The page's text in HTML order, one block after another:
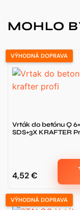
MOHLO
VÝHODNÁ DOPRAVA
Vrták do betónu Q
SDS+3X KRAFTER
4,52€
VÝHODNÁ DOPRAVA